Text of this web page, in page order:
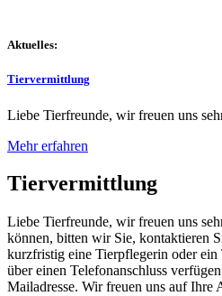
Aktuelles:
Tiervermittlung
Liebe Tierfreunde, wir freuen uns
Mehr erfahren
Tiervermittlung
Liebe Tierfreunde, wir freuen uns
können, bitten wir Sie, kontaktieren
kurzfristig eine Tierpflegerin oder ein
über einen Telefonanschluss
Mailadresse. Wir freuen uns auf Ihre